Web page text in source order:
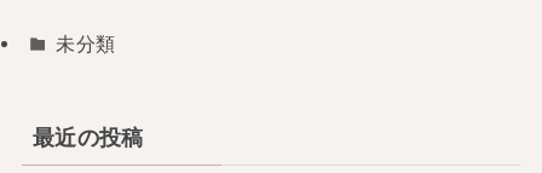
未分類
最近の投稿